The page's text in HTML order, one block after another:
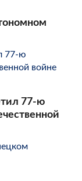
77-ю